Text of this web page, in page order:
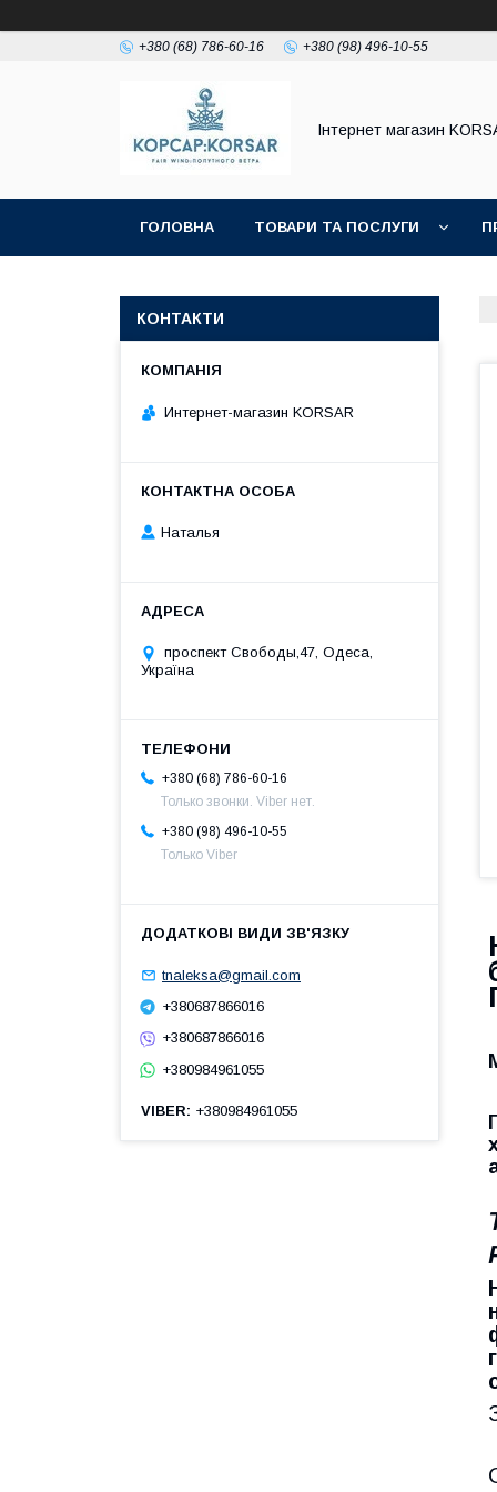
+380 (68) 786-60-16 +380 (98) 496-10-55
Iнтернет магазин
ГОЛОВНА ТОВАРИ ТА ПОСЛУГИ
КОНТАКТИ
Интернет-магазин KORSAR
Наталья
проспект Свободы,47, Одеса,
Україна
+380 (68) 786-60-16
Только звонки. Viber нет.
+380 (98) 496-10-55
Только Viber
tnaleksa@gmail.com
+380687866016
+380687866016
+380984961055
VIBER +380984961055